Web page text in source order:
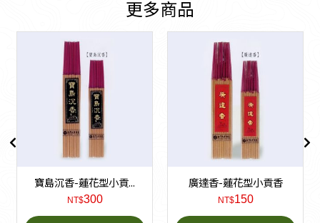
更多商品
寶島沉香-蓮花型小貢...
NT$300
廣達香-蓮花型小貢香
NT$150